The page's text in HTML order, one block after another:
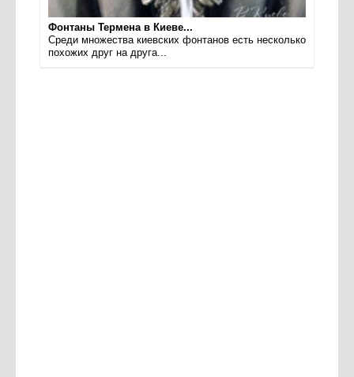
Фонтаны Термена в Киеве...
Среди множества киевских фонтанов есть несколько
похожих друг на друга...